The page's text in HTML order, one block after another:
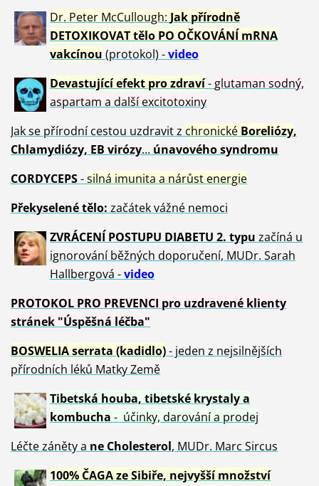
Dr. Peter McCullough: Jak přírodně
DETOXIKOVAT tělo PO OČKOVÁNÍ mRNA
vakcínou (protokol) -video
Devastující efekt pro zdraví- glutaman sodný,
aspartam a další excitotoxiny
Jak se přírodní cestou uzdravit z chronické Boreliózy,
Chlamydiózy, EB virózy... únavového syndromu
CORDYCEPS-silná imunita a nárůst energie
Překyselené tělo: začátek vážné nemoci
ZVRÁCENÍ POSTUPU DIABETU 2. typu začíná u
ignorování běžných doporučení, MUDr. Sarah
Hallbergová -video
PROTOKOL PRO PREVENCI pro uzdravené klienty
stránek "Úspěšná léčba"
BOSWELIA serrata (kadidlo)- jeden z nejsilnějších
přírodních léků Matky Země
Tibetská houba, tibetské krystalya
kombucha - účinky, darování a prodej
Léčte záněty a ne Cholesterol, MUDr. Marc Sircus
100% ČAGA ze Sibiře, nejvyšší množství